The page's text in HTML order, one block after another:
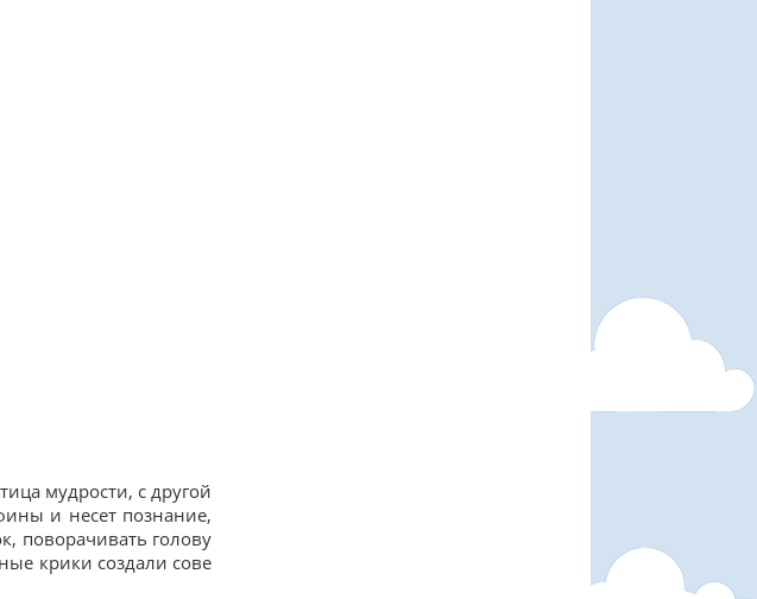
мудрости, с другой
и несет познание,
поворачивать голову
крики создали сове